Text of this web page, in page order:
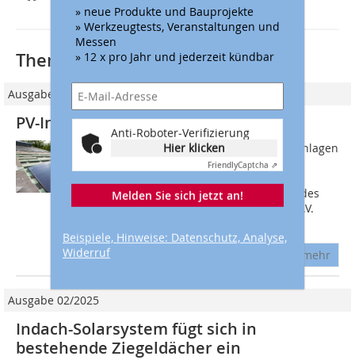
» neue Produkte und Bauprojekte
» Werkzeugtests, Veranstaltungen und
Messen
» 12 x pro Jahr und jederzeit kündbar
Anti-Roboter-Verifizierung
Hier klicken
FriendlyCaptcha ⇗
Melden Sie sich jetzt an!
Beispiele, Hinweise: Datenschutz, Analyse,
Widerruf
Thematisch passende Artikel:
Ausgabe 1-2/2013
PV-Installation am Bildungszentrum
Vor kurzem wurden zwei Solarstromanlagen
auf einem Dach im sächsischen Bad
gehört zum Landesbildungszentrum des
Sächsischen Dachdeckerhandwerks e.V.
mehr
Ausgabe 02/2025
Indach-Solarsystem fügt sich in
bestehende Ziegeldächer ein